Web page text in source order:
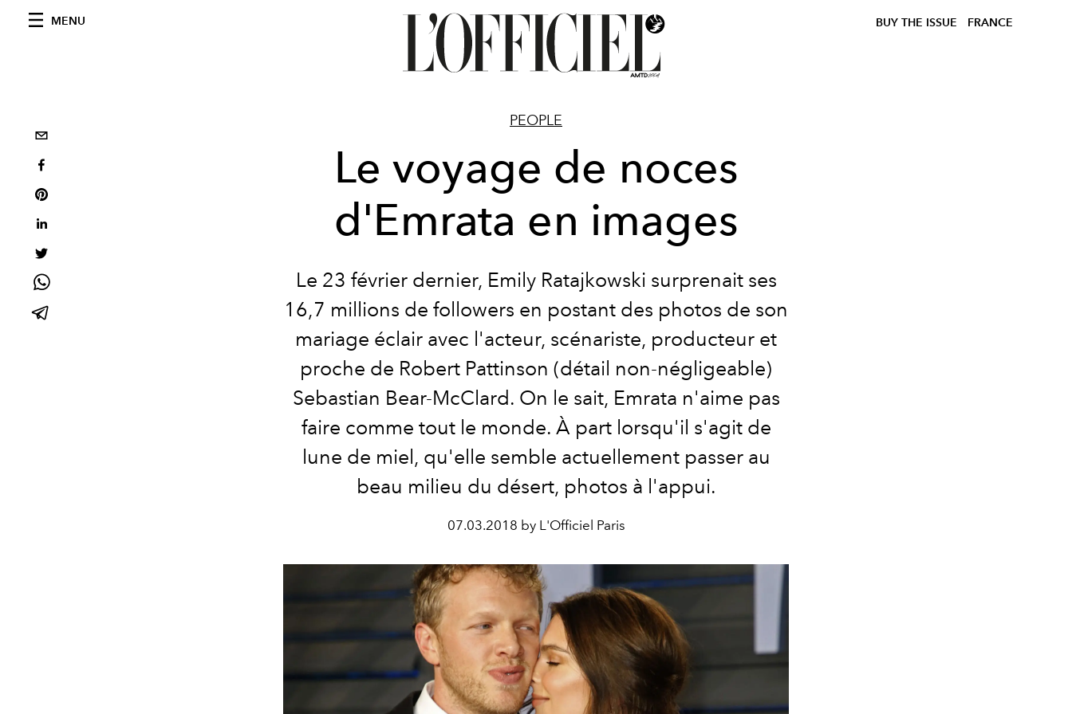
MENU BUY THE ISSUE FRANCE
PEOPLE
Le voyage de noces
d'Emrata en images
Le 23 février dernier, Emily Ratajkowski surprenait ses
16,7 millions de followers en postant des photos de son
mariage éclair avec l'acteur, scénariste, producteur et
proche de Robert Pattinson (détail non-négligeable)
Sebastian Bear-McClard. On le sait, Emrata n'aime pas
faire comme tout le monde. À part lorsqu'il s'agit de
lune de miel, qu'elle semble actuellement passer au
beau milieu du désert, photos à l'appui.
07.03.2018 by L'Officiel Paris